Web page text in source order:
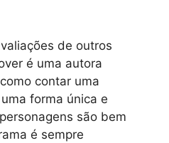
de outros
é uma autora
contar uma
forma única e
são bem
é sempre